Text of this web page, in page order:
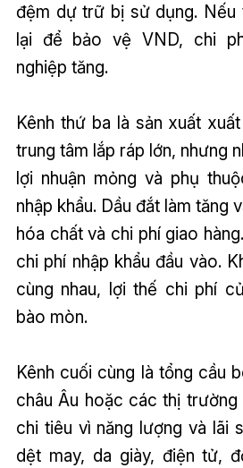
đệm dự trữ bị sử dụng. Nếu
lại để bảo vệ VND, chi
nghiệp tăng.
Kênh thứ ba là sản xuất
trung tâm lắp ráp lớn, nhưng
lợi nhuận mỏng và phụ
nhập khẩu. Dầu đắt làm tăng
hóa chất và chi phí giao
chi phí nhập khẩu đầu vào.
cùng nhau, lợi thế chi phí
bào mòn.
Kênh cuối cùng là tổng cầu
châu Âu hoặc các thị trường
chi tiêu vì năng lượng và lãi
dệt may, da giày, điện tử,